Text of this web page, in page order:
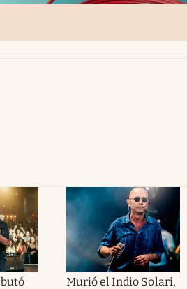
Murió el Indio Solari,